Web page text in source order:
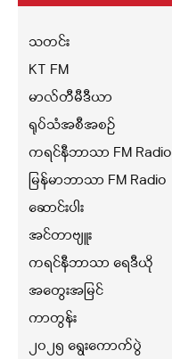
သတင်း
KT FM
မာလ်တီမီဒီယာ
ရုပ်သံအစီအစဉ်
ကရင်နီဘာသာ FM Radio
မြန်မာဘာသာ FM Radio
ဆောင်းပါး
အင်တာဗျူး
ကရင်နီဘာသာ ရေဒီယို
အတွေးအမြင်
ကာတွန်း
၂၀၂၅ ရွေးကောက်ပွဲ